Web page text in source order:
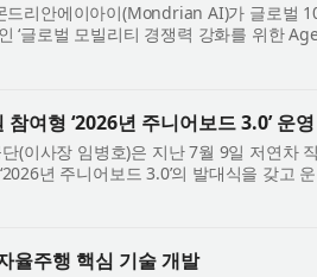
드리안에이아이(Mondrian AI)가 글로벌
‘글로벌 모빌리티 경쟁력 강화를 위한
한다...
여형 ‘2026년 주니어보드 3.0’ 운영
(이사장 임병호)은 지난 7월 9일 저연차
년 주니어보드 3.0’​의 발대식을 갖고
율주행 핵심 기술 개발